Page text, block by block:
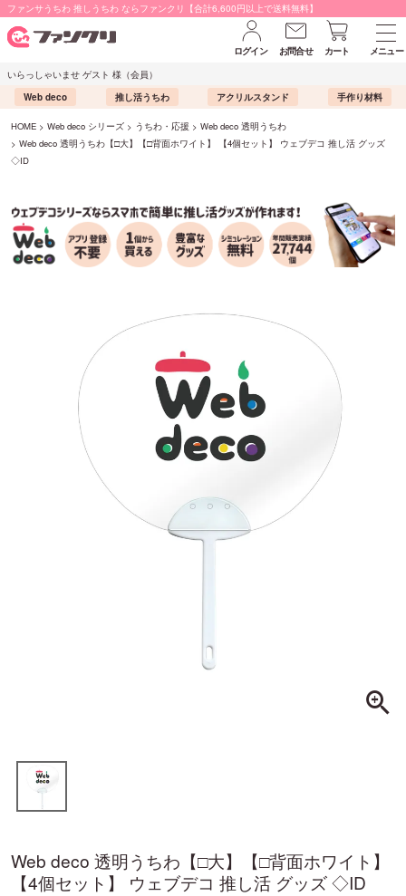
ファンサうちわ 推しうちわ ならファンクリ【合計6,600円以上で送料無料】
ログイン お問合せ カート
メニュー
いらっしゃいませ ゲスト 様（会員）
Web deco
推し活うちわ アクリルスタンド 手作り材料
HOME Web deco シリーズ うちわ・応援
Web deco 透明うちわ
Web deco 透明うちわ【□大】【□背面ホワイト】 【4個セット】 ウェブデコ 推し活 グッズ
◇ID
Web deco 透明うちわ【□大】【□背面ホワイト】
【4個セット】 ウェブデコ 推し活 グッズ ◇ID